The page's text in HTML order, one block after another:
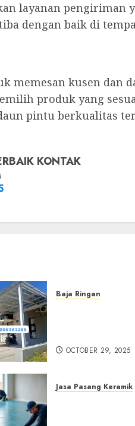
layanan pengiriman
dengan baik di
memesan kusen dan
produk yang
pintu berkualitas
KONTAK
Baja Ringan
OCTOBER 29, 2025
Jasa Pasang Keramik